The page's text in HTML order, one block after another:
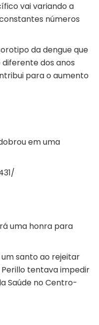
vai variando a
números
da dengue que
dos anos
para o aumento
em uma
uma honra para
um santo ao rejeitar
tentava impedir
Saúde no Centro-